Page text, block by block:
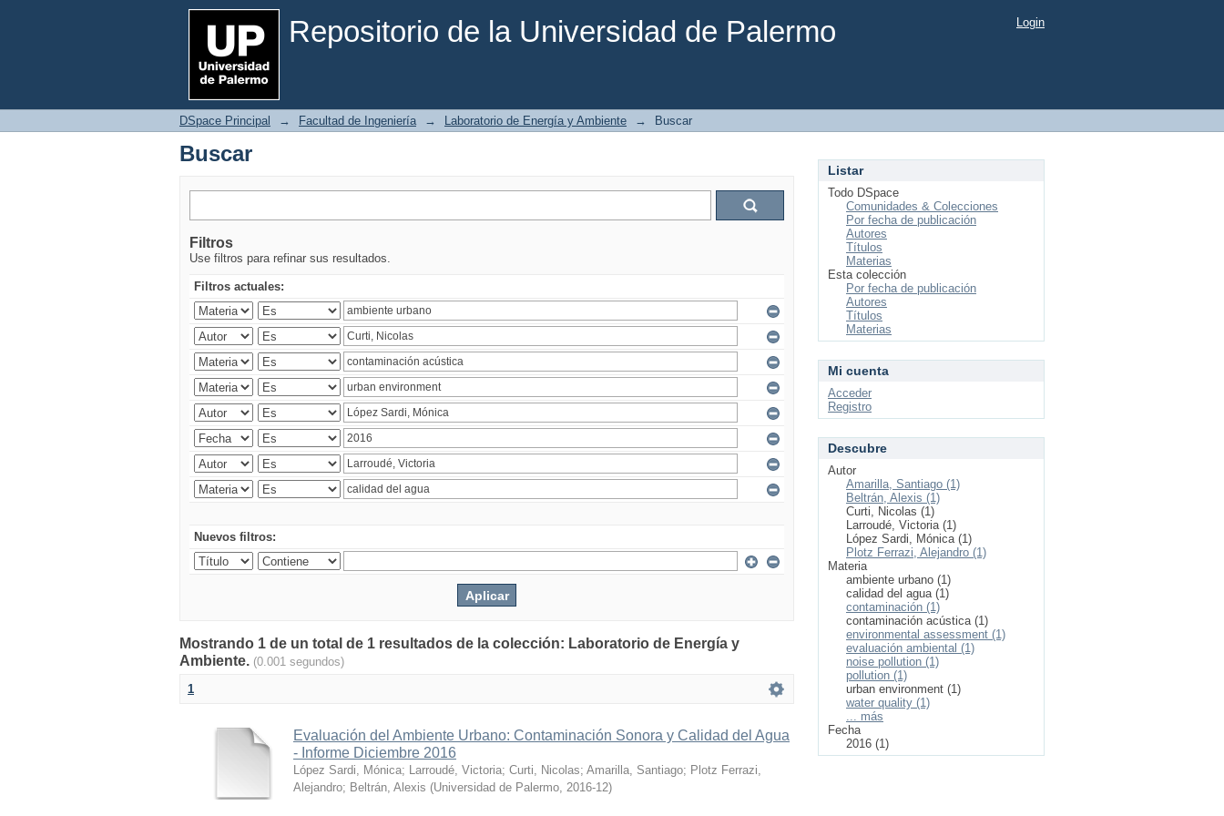
Repositorio de la Universidad de Palermo
Buscar Login
DSpace Principal → Facultad de Ingeniería → Laboratorio de Energía y Ambiente → Buscar
Buscar
Filtros
Use filtros para refinar sus resultados.
Filtros actuales:
Nuevos filtros:
Mostrando 1 de un total de 1 resultados de la colección: Laboratorio de Energía y
Ambiente. (0.001 segundos)
1
Evaluación del Ambiente Urbano: Contaminación Sonora y Calidad del Agua
- Informe Diciembre 2016
López Sardi, Mónica; Larroudé, Victoria; Curti, Nicolas; Amarilla, Santiago; Plotz Ferrazi,
Alejandro; Beltrán, Alexis (Universidad de Palermo, 2016-12)
Listar
Todo DSpace
Comunidades & Colecciones
Por fecha de publicación
Autores
Títulos
Materias
Esta colección
Por fecha de publicación
Autores
Títulos
Materias
Mi cuenta
Acceder
Registro
Descubre
Autor
Amarilla, Santiago (1)
Beltrán, Alexis (1)
Curti, Nicolas (1)
Larroudé, Victoria (1)
López Sardi, Mónica (1)
Plotz Ferrazi, Alejandro (1)
Materia
ambiente urbano (1)
calidad del agua (1)
contaminación (1)
contaminación acústica (1)
environmental assessment (1)
evaluación ambiental (1)
noise pollution (1)
pollution (1)
urban environment (1)
water quality (1)
... más
Fecha
2016 (1)